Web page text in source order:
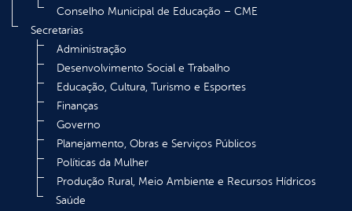
Conselho Municipal de Educação – CME
Secretarias
Administração
Desenvolvimento Social e Trabalho
Educação, Cultura, Turismo e Esportes
Finanças
Governo
Planejamento, Obras e Serviços Públicos
Políticas da Mulher
Produção Rural, Meio Ambiente e Recursos Hídricos
Saúde